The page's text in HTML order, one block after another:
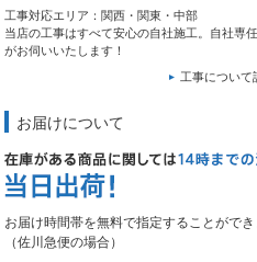
工事対応エリア：関西・関東・中部
当店の工事はすべて安心の自社施工。自社専
がお伺いいたします！
工事について
お届けについて
お届け時間帯を無料で指定することができ
（佐川急便の場合）